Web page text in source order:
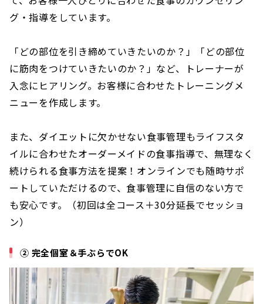
グ・指導をしています。
「どの部位を引き締めていきたいのか？」「どの部位
に筋肉をつけていきたいのか？」など、トレーナーが
入念にヒアリング。お客様に合わせたトレーニングメ
ニューを作成します。
また、ダイエットに欠かせない食事管理もライフスタ
イルに合わせたオーダーメイドの食事指導で、無理なく
続けられる食事方法を提案！オンラインでも随時サポ
ートしていただけるので、食事管理に自信のない方で
も安心です。（初回は全コース＋30分延長でセッショ
ン）
② 完全個室＆手ぶらでOK